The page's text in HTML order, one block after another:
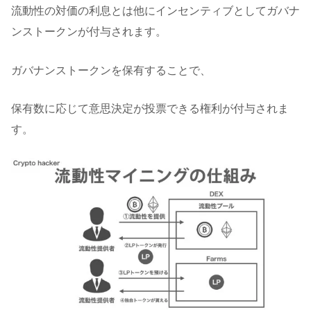
流動性の対価の利息とは他にインセンティブとしてガバナ
ンストークンが付与されます。
ガバナンストークンを保有することで、
保有数に応じて意思決定が投票できる権利が付与されま
す。